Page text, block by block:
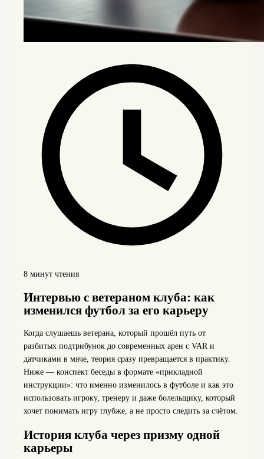
8 минут чтения
Интервью с ветераном клуба: как
изменился футбол за его карьеру
Когда слушаешь ветерана, который прошёл путь от
разбитых подтрибунок до современных арен с VAR и
датчиками в мяче, теория сразу превращается в практику.
Ниже — конспект беседы в формате «прикладной
инструкции»: что именно изменилось в футболе и как это
использовать игроку, тренеру и даже болельщику, который
хочет понимать игру глубже, а не просто следить за счётом.
История клуба через призму одной
карьеры